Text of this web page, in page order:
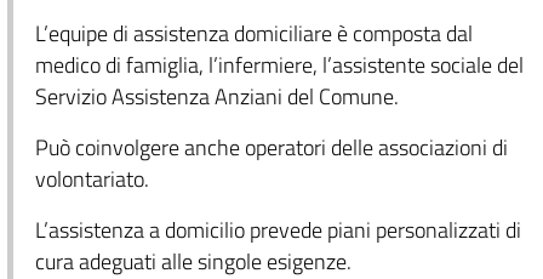
L’equipe di assistenza domiciliare è composta dal
medico di famiglia, l’infermiere, l’assistente sociale del
Servizio Assistenza Anziani del Comune.
Può coinvolgere anche operatori delle associazioni di
volontariato.
L’assistenza a domicilio prevede piani personalizzati di
cura adeguati alle singole esigenze.